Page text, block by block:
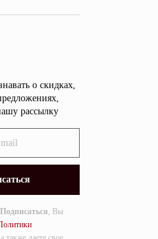
о скидках,
рассылку
Подписаться, Вы